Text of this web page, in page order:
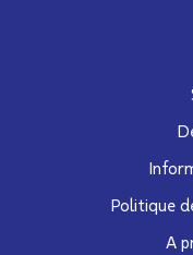
Politique
A